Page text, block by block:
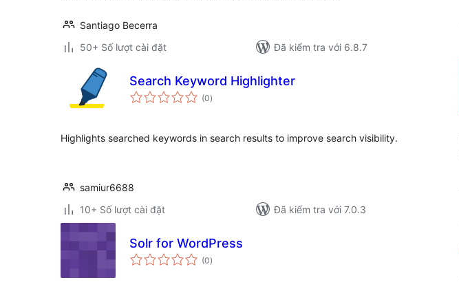
Santiago Becerra
50+ Số lượt cài đặt
Đã kiểm tra với 6.8.7
Search Keyword Highlighter
(0tổng
đánh
)
Highlights searched keywords in search results to improve search visibility.
samiur6688
10+ Số lượt cài đặt
Đã kiểm tra với 7.0.3
Solr for WordPress
(0tổng
đánh
)